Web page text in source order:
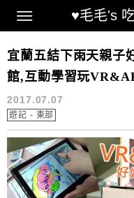
♥毛毛's
Main Menu
遊記 – 東部
宜蘭五結下雨天親子
館,互動學習玩
2017.07.07
遊記 - 東部